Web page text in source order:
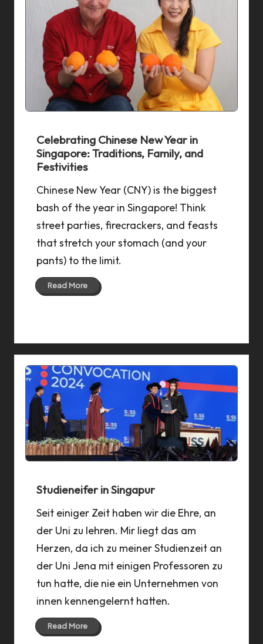
Celebrating Chinese New Year in
Singapore: Traditions, Family, and
Festivities
Chinese New Year (CNY) is the biggest
bash of the year in Singapore! Think
street parties, firecrackers, and feasts
that stretch your stomach (and your
pants) to the limit.
Read More
Studieneifer in Singapur
Seit einiger Zeit haben wir die Ehre, an
der Uni zu lehren. Mir liegt das am
Herzen, da ich zu meiner Studienzeit an
der Uni Jena mit einigen Professoren zu
tun hatte, die nie ein Unternehmen von
innen kennengelernt hatten.
Read More